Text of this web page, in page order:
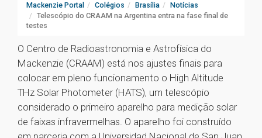
Mackenzie Portal Colégios Brasília
Notícias
Telescópio do CRAAM na Argentina entra na fase final de
testes
O Centro de Radioastronomia e Astrofísica do
Mackenzie (CRAAM) está nos ajustes finais para
colocar em pleno funcionamento o High Altitude
THz Solar Photometer (HATS), um telescópio
considerado o primeiro aparelho para medição solar
de faixas infravermelhas. O aparelho foi construído